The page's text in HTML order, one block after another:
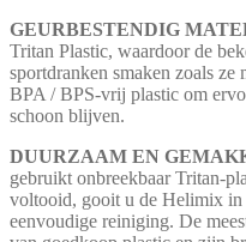
GEURBESTENDIG
Tritan Plastic, waardoor de
sportdranken smaken zoals
BPA / BPS-vrij plastic om
schoon blijven.
DUURZAAM EN
gebruikt onbreekbaar Tritan-
voltooid, gooit u de Helimix in
eenvoudige reiniging. De